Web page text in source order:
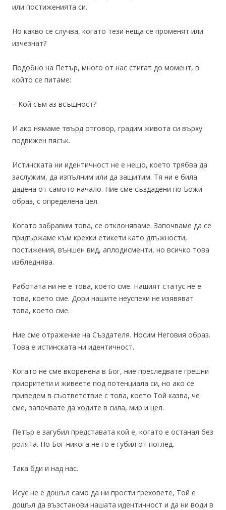
или постиженията си.
Но какво се случва, когато тези неща се променят или
изчезнат?
Подобно на Петър, много от нас стигат до момент, в
който се питаме:
– Кой съм аз всъщност?
И ако нямаме твърд отговор, градим живота си върху
подвижен пясък.
Истинската ни идентичност не е нещо, което трябва да
заслужим, да изпълним или да защитим. Тя ни е била
дадена от самото начало. Ние сме създадени по Божи
образ, с определена цел.
Когато забравим това, се отклоняваме. Започваме да се
придържаме към крехки етикети като длъжности,
постижения, външен вид, аплодисменти, но всичко това
избледнява.
Работата ни не е това, което сме. Нашият статус не е
това, което сме. Дори нашите неуспехи не изявяват
това, което сме.
Ние сме отражение на Създателя. Носим Неговия образ.
Това е истинската ни идентичност.
Когато не сме вкоренена в Бог, ние преследвате грешни
приоритети и живеете под потенциала си, но ако се
приведем в съответствие с това, което Той казва, че
сме, започвате да ходите в сила, мир и цел.
Петър е загубил представата кой е, когато е останал без
ролята. Но Бог никога не го е губил от поглед.
Така бди и над нас.
Исус не е дошъл само да ни прости греховете, Той е
дошъл да възстанови нашата идентичност и да ни води в